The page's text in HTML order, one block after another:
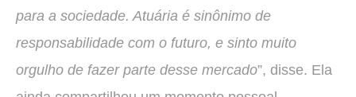
para a sociedade. Atuária é sinônimo de
responsabilidade com o futuro, e sinto muito
orgulho de fazer parte desse mercado”, disse. Ela